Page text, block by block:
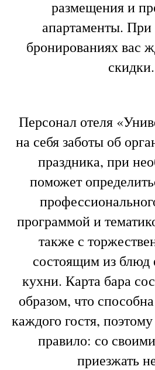
размещения и
апартаменты.
бронированиях вас
скидки.
Персонал отеля
на себя заботы об
праздника, при
поможет
программой и
также с
состоящим из блюд
кухни. Карта бара
образом, что
каждого гостя,
правило: со
приезжать